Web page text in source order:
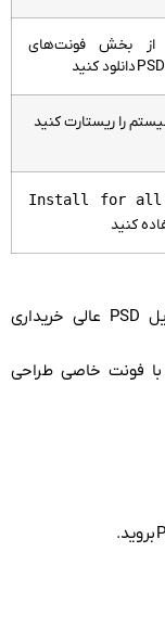
از بخش فونت‌های
دانلود کنید
را ریستارت کنید
Install for all
کنید
این اتفاق برای همه طراحان می‌افتد. یک فایل PSD عالی خریداری
با فونت خاصی طراحی
بروید.